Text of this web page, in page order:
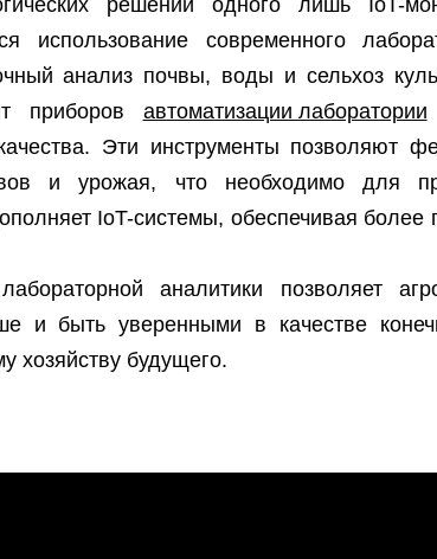
использование современного
анализ почвы, воды и сельхоз
приборов автоматизации лаборатории
Эти инструменты позволяют
и урожая, что необходимо для
IoT-системы, обеспечивая
аналитики позволяет
и быть уверенными в качестве
хозяйству будущего.